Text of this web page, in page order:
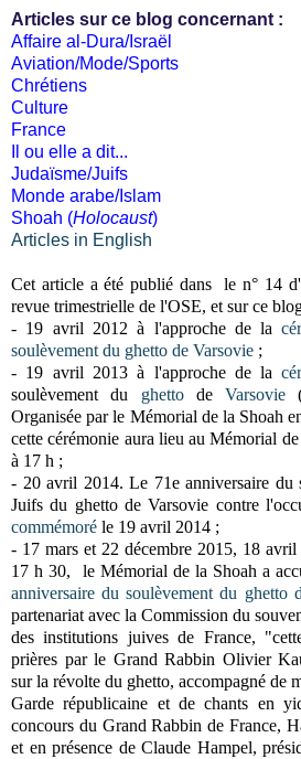
Articles sur ce blog concernant :
Affaire al-Dura/Israël
Aviation/Mode/Sports
Chrétiens
Culture
France
Il ou elle a dit...
Judaïsme/Juifs
Monde arabe/Islam
Shoah (Holocaust)
Articles in English
Cet article a été publié dans le n° 14 d'
revue trimestrielle de l'OSE, et sur ce
- 19 avril 2012 à l'approche de la
soulèvement du ghetto de Varsovie ;
- 19 avril 2013 à l'approche de la
soulèvement du ghettode Varsovie
Organisée par le Mémorial de la Shoah
cette cérémonie aura lieu au Mémorial
à 17 h ;
- 20 avril 2014. Le 71e anniversaire du
Juifs du ghetto de Varsovie contre
commémoré le 19 avril 2014 ;
- 17 mars et 22 décembre 2015, 18
17 h 30, le Mémorial de la Shoah a
anniversaire du soulèvement du ghetto
partenariat avec la Commission du
des institutions juives de France,
prières par le Grand Rabbin Olivier
sur la révolte du ghetto, accompagné de
Garde républicaine et de chants en
concours du Grand Rabbin de France,
et en présence de Claude Hampel,